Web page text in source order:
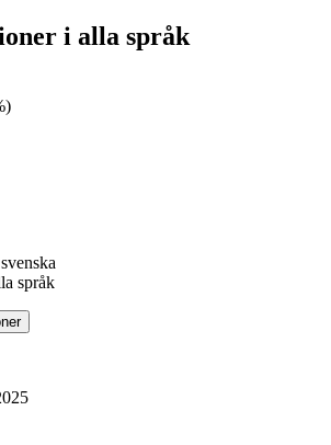
i alla språk
språk